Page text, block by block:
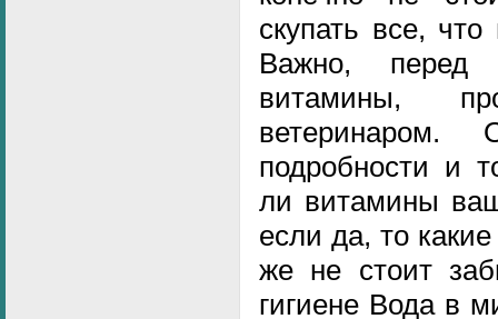
скупать все,
Важно, перед
витамины,
ветеринаром.
подробности и
ли витамины
если да, то
же не стоит
гигиене Вода в